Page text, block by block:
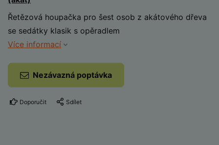
Řetězová houpačka pro šest osob z akátového dřeva
se sedátky klasik s opěradlem
Více informací
Nezávazná poptávka
Doporučit Sdílet